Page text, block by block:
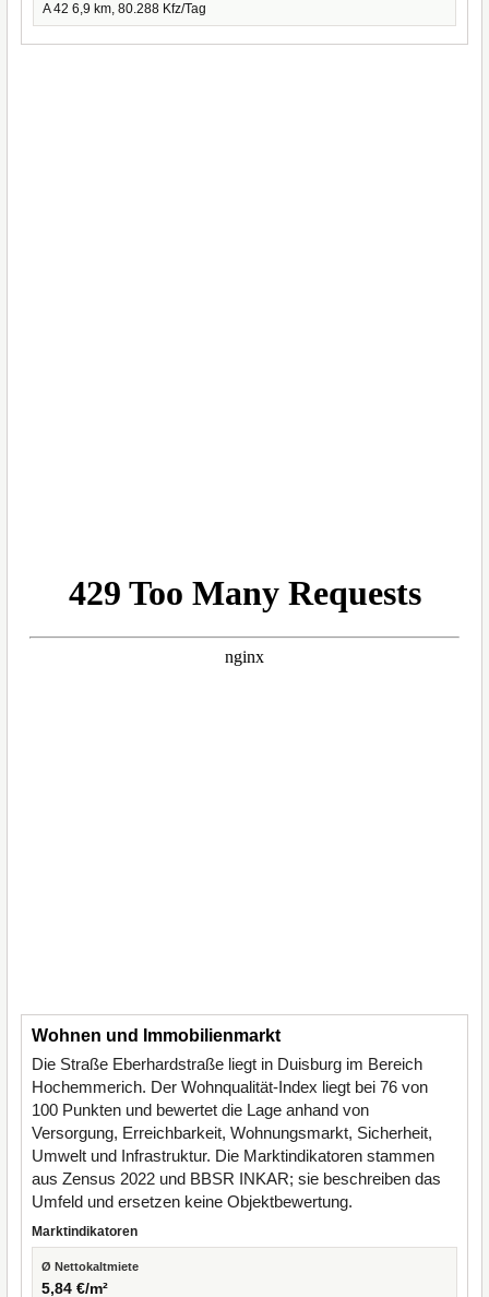
A 42 6,9 km, 80.288 Kfz/Tag
Wohnen und Immobilienmarkt
Die Straße Eberhardstraße liegt in Duisburg im Bereich
Hochemmerich. Der Wohnqualität-Index liegt bei 76 von
100 Punkten und bewertet die Lage anhand von
Versorgung, Erreichbarkeit, Wohnungsmarkt, Sicherheit,
Umwelt und Infrastruktur. Die Marktindikatoren stammen
aus Zensus 2022 und BBSR INKAR; sie beschreiben das
Umfeld und ersetzen keine Objektbewertung.
Marktindikatoren
Ø Nettokaltmiete
5,84 €/m²